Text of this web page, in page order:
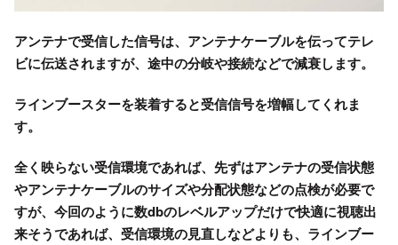
アンテナで受信した信号は、アンテナケーブルを伝ってテレ
ビに伝送されますが、途中の分岐や接続などで減衰します。
ラインブースターを装着すると受信信号を増幅してくれま
す。
全く映らない受信環境であれば、先ずはアンテナの受信状態
やアンテナケーブルのサイズや分配状態などの点検が必要で
すが、今回のように数dbのレベルアップだけで快適に視聴出
来そうであれば、受信環境の見直しなどよりも、ラインブー